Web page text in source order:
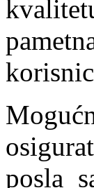
posla